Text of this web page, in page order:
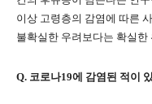
이상 고령층의 감염에 따른
불확실한 우려보다는 확실한
Q. 코로나19에 감염된 적이